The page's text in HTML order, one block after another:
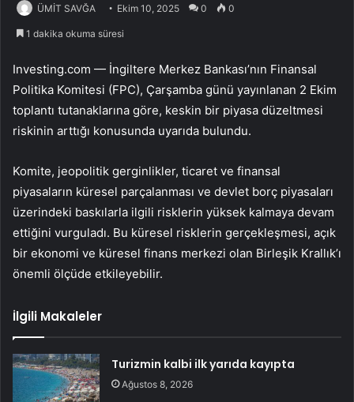
ÜMİT SAVĞA Ekim 10, 2025 0 0
1 dakika okuma süresi
Investing.com — İngiltere Merkez Bankası’nın Finansal
Politika Komitesi (FPC), Çarşamba günü yayınlanan 2 Ekim
toplantı tutanaklarına göre, keskin bir piyasa düzeltmesi
riskinin arttığı konusunda uyarıda bulundu.
Komite, jeopolitik gerginlikler, ticaret ve finansal
piyasaların küresel parçalanması ve devlet borç piyasaları
üzerindeki baskılarla ilgili risklerin yüksek kalmaya devam
ettiğini vurguladı. Bu küresel risklerin gerçekleşmesi, açık
bir ekonomi ve küresel finans merkezi olan Birleşik Krallık’ı
önemli ölçüde etkileyebilir.
İlgili Makaleler
Turizmin kalbi ilk yarıda kayıpta
Ağustos 8, 2026